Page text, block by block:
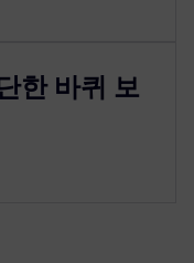
한 바퀴 보